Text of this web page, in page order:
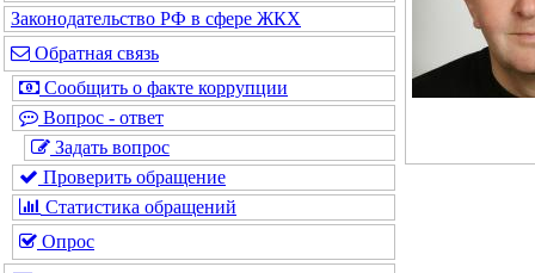
Законодательство РФ в сфере ЖКХ
Обратная связь
Сообщить о факте коррупции
Вопрос - ответ
Задать вопрос
Проверить обращение
Статистика обращений
Опрос